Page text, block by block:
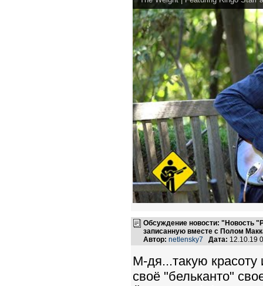
Обсуждение новости: "Новость
записанную вместе с Полом
Автор: netlensky7 Дата: 12.10.19
М-дя...такую красоту
своё "бельканто"